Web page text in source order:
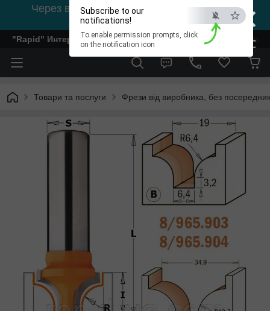
×
ESC
Subscribe to our
notifications!
To enable permission prompts, click
on the notification icon
Через відсутність світла, зв'язок на viber
0978002056
"Rapid" Интернет-магазин деревообрабатывающего
Товари та послуги Фрези від виробника, без